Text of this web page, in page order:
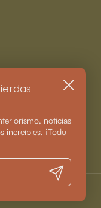
noticias
increíbles. ¡Todo
Registrarme
Cerrar